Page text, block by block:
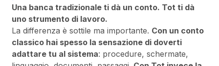
Una banca tradizionale ti dà un conto. Tot ti dà
uno strumento di lavoro.
La differenza è sottile ma importante. Con un conto
classico hai spesso la sensazione di doverti
adattare tu al sistema: procedure, schermate,